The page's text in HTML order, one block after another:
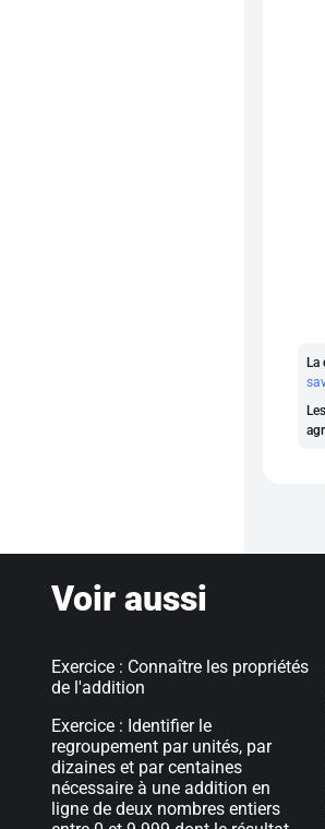
Voir aussi
Exercice : Connaître les propriétés
de l'addition
Exercice : Identifier le
regroupement par unités, par
dizaines et par centaines
nécessaire à une addition en
ligne de deux nombres entiers